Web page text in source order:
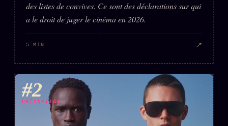
des listes de convives. Ce sont des déclarations sur qui
a le droit de juger le cinéma en 2026.
5 MIN ↗
#2
DÉTONATION